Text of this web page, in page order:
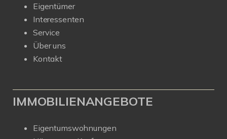
Eigentümer
Interessenten
Service
Über uns
Kontakt
IMMOBILIENANGEBOTE
Eigentumswohnungen